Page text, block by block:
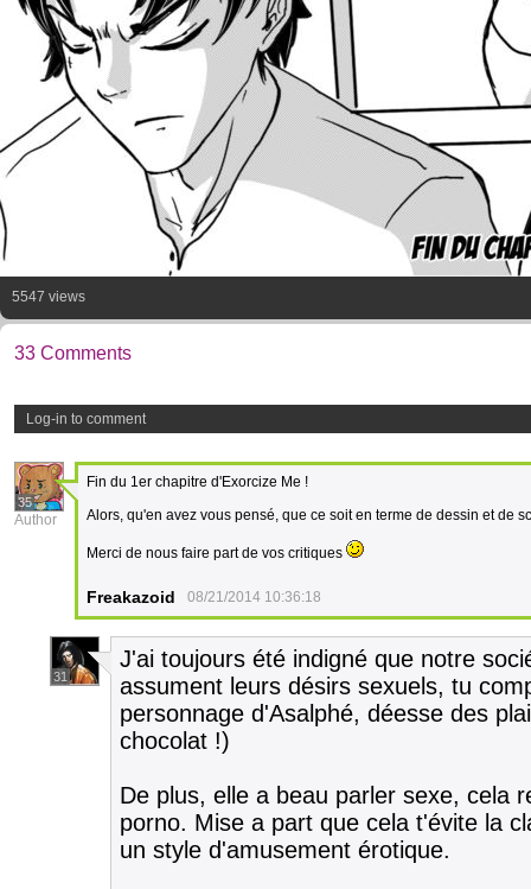
5547 views
33 Comments
Log-in to comment
35
Author
Fin du 1er chapitre d'Exorcize Me !
Alors, qu'en avez vous pensé, que ce soit en terme de dessin et de
Merci de nous faire part de vos critiques
Freakazoid 08/21/2014 10:36:18
31
J'ai toujours été indigné que notre
assument leurs désirs sexuels, tu
personnage d'Asalphé, déesse des
chocolat !)
De plus, elle a beau parler sexe, cela
porno. Mise a part que cela t'évite la
un style d'amusement érotique.